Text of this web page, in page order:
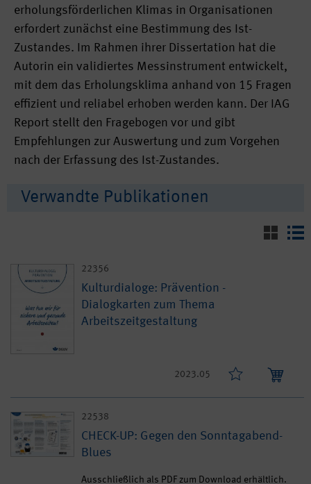
erholungsförderlichen Klimas in Organisationen
erfordert zunächst eine Bestimmung des Ist-
Zustandes. Im Rahmen ihrer Dissertation hat die
Autorin ein validiertes Messinstrument entwickelt,
mit dem das Erholungsklima anhand von 15 Fragen
effizient und reliabel erhoben werden kann. Der IAG
Report stellt den Fragebogen vor und gibt
Empfehlungen zur Auswertung und zum Vorgehen
nach der Erfassung des Ist-Zustandes.
Verwandte Publikationen
22356
Kulturdialoge: Prävention -
Dialogkarten zum Thema
Arbeitszeitgestaltung
2023.05
22538
CHECK-UP: Gegen den Sonntagabend-
Blues
Ausschließlich als PDF zum Download erhältlich.